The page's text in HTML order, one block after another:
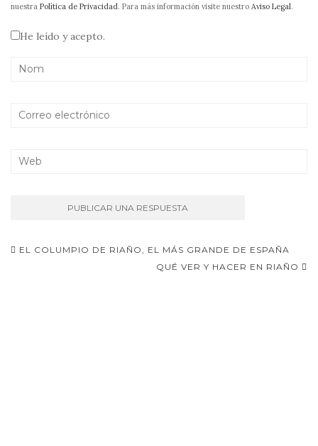
nuestra Política de Privacidad. Para más información visite nuestro Aviso Legal.
He leído y acepto.
Navegación
EL COLUMPIO DE RIAÑO, EL MÁS GRANDE DE ESPAÑA
QUÉ VER Y HACER EN RIAÑO